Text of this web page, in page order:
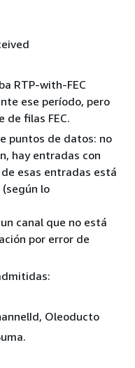
RTP-with-FEC
ese período, pero
de filas FEC.
puntos de datos: no
hay entradas con
esas entradas está
lo
canal que no está
por error de
Oleoducto